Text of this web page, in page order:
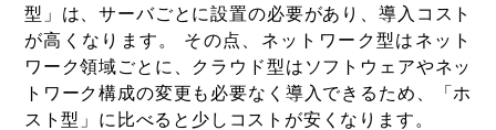
型」は、サーバごとに設置の必要があり、導入コスト
が高くなります。 その点、ネットワーク型はネット
ワーク領域ごとに、クラウド型はソフトウェアやネッ
トワーク構成の変更も必要なく導入できるため、「ホ
スト型」に比べると少しコストが安くなります。